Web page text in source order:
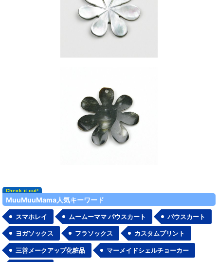
MuuMuuMama人気キーワード
スマホレイ ムームーママ パウスカート パウスカート
ヨガソックス フラソックス カスタムプリント
三善メークアップ化粧品 マーメイドシェルチョーカー